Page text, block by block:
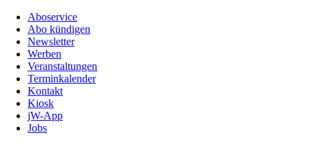
Aboservice
Abo kündigen
Newsletter
Werben
Veranstaltungen
Terminkalender
Kontakt
Kiosk
jW-App
Jobs